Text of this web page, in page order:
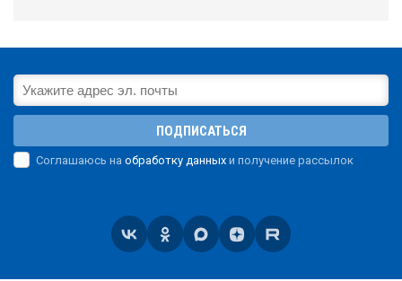
ПОДПИСАТЬСЯ
Соглашаюсь на обработку данных и получение рассылок